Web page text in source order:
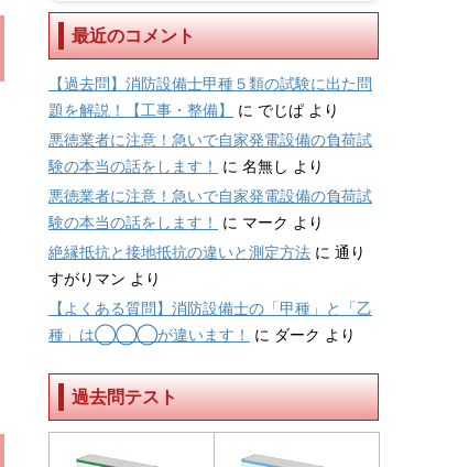
最近のコメント
【過去問】消防設備士甲種５類の試験に出た問
題を解説！【工事・整備】
に でじぱ より
悪徳業者に注意！急いで自家発電設備の負荷試
験の本当の話をします！
に 名無し より
悪徳業者に注意！急いで自家発電設備の負荷試
験の本当の話をします！
に マーク より
絶縁抵抗と接地抵抗の違いと測定方法 に 通り
すがりマン より
【よくある質問】消防設備士の「甲種」と「乙
種」は◯◯◯が違います！
に ダーク より
過去問テスト